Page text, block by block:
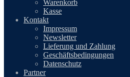
Warenkorb
Kasse
Kontakt
Impressum
Newsletter
Lieferung und Zahlung
Geschäftsbedingungen
Datenschutz
Partner